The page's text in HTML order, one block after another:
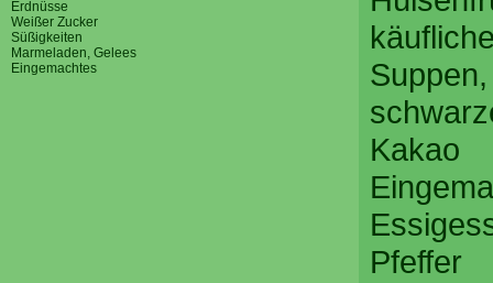
Erdnüsse
Weißer Zucker
Süßigkeiten
Marmeladen, Gelees
Eingemachtes
Kakao
Pfeffer